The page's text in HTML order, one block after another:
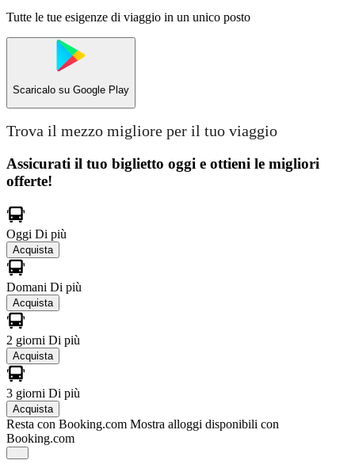
Tutte le tue esigenze di viaggio in un unico posto
Scaricalo su Google Play
Trova il mezzo migliore per il tuo viaggio
Assicurati il ​​tuo biglietto oggi e ottieni le migliori
offerte!
Oggi Di più
Acquista
Domani Di più
Acquista
2 giorni Di più
Acquista
3 giorni Di più
Acquista
Resta con Booking.com Mostra alloggi disponibili con
Booking.com